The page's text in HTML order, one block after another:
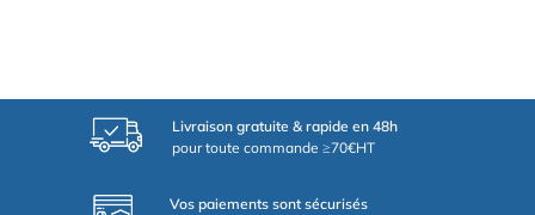
Livraison gratuite & rapide en 48h
pour toute commande ≥70€HT
Vos paiements sont sécurisés